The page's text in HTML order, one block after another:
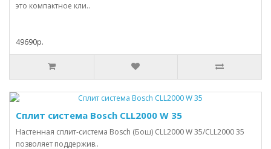
это компактное кли..
49690р.
Сплит система Bosch CLL2000 W 35
Настенная сплит-система Bosch (Бош) CLL2000 W 35/CLL2000 35
позволяет поддержив..